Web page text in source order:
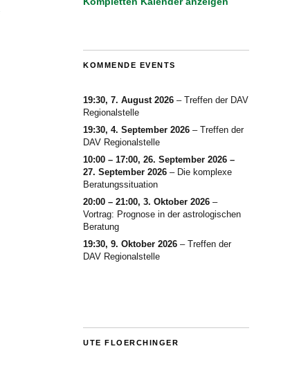
KOMMENDE EVENTS
19:30, 7. August 2026 – Treffen der DAV
Regionalstelle
19:30, 4. September 2026 – Treffen der
DAV Regionalstelle
10:00 – 17:00, 26. September 2026 –
27. September 2026 – Die komplexe
Beratungssituation
20:00 – 21:00, 3. Oktober 2026 –
Vortrag: Prognose in der astrologischen
Beratung
19:30, 9. Oktober 2026 – Treffen der
DAV Regionalstelle
UTE FLOERCHINGER